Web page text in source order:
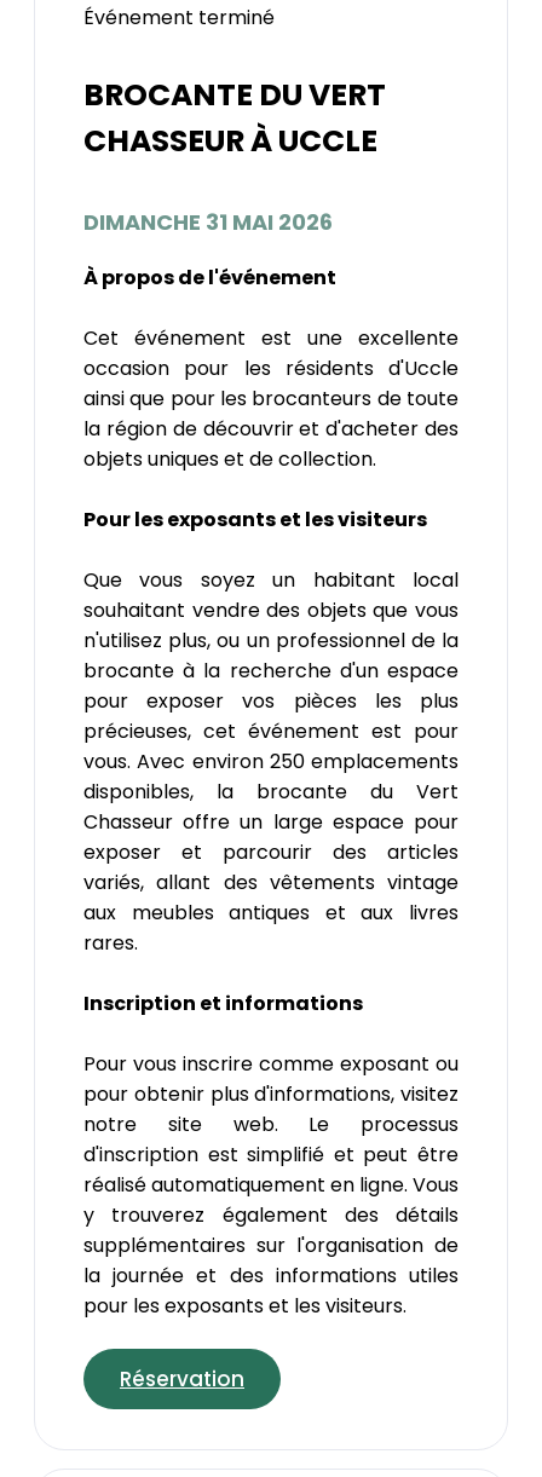
Événement terminé
BROCANTE DU VERT
CHASSEUR À UCCLE
DIMANCHE 31 MAI 2026
À propos de l'événement
Cet événement est une excellente
occasion pour les résidents d'Uccle
ainsi que pour les brocanteurs de toute
la région de découvrir et d'acheter des
objets uniques et de collection.
Pour les exposants et les visiteurs
Que vous soyez un habitant local
souhaitant vendre des objets que vous
n'utilisez plus, ou un professionnel de la
brocante à la recherche d'un espace
pour exposer vos pièces les plus
précieuses, cet événement est pour
vous. Avec environ 250 emplacements
disponibles, la brocante du Vert
Chasseur offre un large espace pour
exposer et parcourir des articles
variés, allant des vêtements vintage
aux meubles antiques et aux livres
rares.
Inscription et informations
Pour vous inscrire comme exposant ou
pour obtenir plus d'informations, visitez
notre site web. Le processus
d'inscription est simplifié et peut être
réalisé automatiquement en ligne. Vous
y trouverez également des détails
supplémentaires sur l'organisation de
la journée et des informations utiles
pour les exposants et les visiteurs.
Réservation